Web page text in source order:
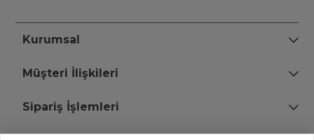
Kurumsal
Müşteri İlişkileri
Sipariş İşlemleri